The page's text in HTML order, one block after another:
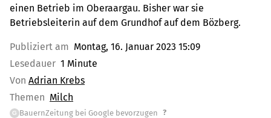
einen Betrieb im Oberaargau. Bisher war sie
Betriebsleiterin auf dem Grundhof auf dem Bözberg.
Publiziert am Montag, 16. Januar 2023 15:09
Lesedauer 1 Minute
Von Adrian Krebs
Themen Milch
G BauernZeitung bei Google bevorzugen ?